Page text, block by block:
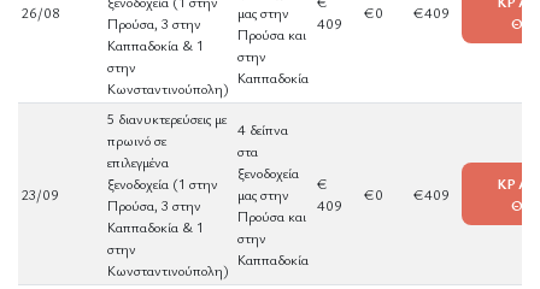
26/08
Προύσα, 3 στην
Καππαδοκία & 1
στην
Κωνσταντινούπολη)
μας στην
Προύσα και
στην
Καππαδοκία
409
€0 €409
23/09
5 διανυκτερεύσεις με
πρωινό σε
επιλεγμένα
ξενοδοχεία (1 στην
Προύσα, 3 στην
Καππαδοκία & 1
στην
Κωνσταντινούπολη)
4 δείπνα
στα
ξενοδοχεία
μας στην
Προύσα και
στην
Καππαδοκία
€
409
€0 €409